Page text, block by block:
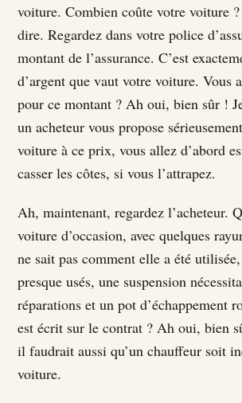
voiture. Combien coûte votre voiture
dire. Regardez dans votre police
montant de l’assurance. C’est
d’argent que vaut votre voiture. Vous
pour ce montant ? Ah oui, bien sûr !
un acheteur vous propose
voiture à ce prix, vous allez d’abord
casser les côtes, si vous l’attrapez.
Ah, maintenant, regardez l’acheteur.
voiture d’occasion, avec quelques
ne sait pas comment elle a été
presque usés, une suspension
réparations et un pot d’échappement
est écrit sur le contrat ? Ah oui, bien
il faudrait aussi qu’un chauffeur soit
voiture.